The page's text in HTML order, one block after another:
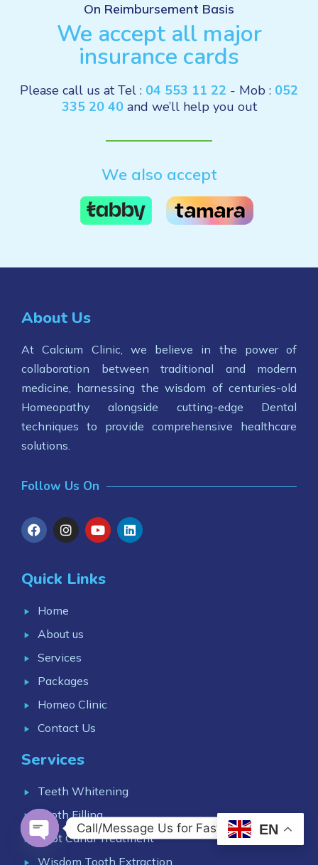
On Reimbursement Basis
We accept all major
insurance cards
Please call us at Tel : 04 553 11 22 - Mob : 052
335 20 40and we’ll help you out
We also accept
About Us
At Calcium Clinic, we believe in the power of
collaboration between traditional and modern
medicine, harnessing the wisdom of centuries-old
Homeopathy alongside cutting-edge Dental
techniques to provide comprehensive healthcare
solutions.
Follow Us On
Quick Links
Home
About us
Services
Packages
Homeo Clinic
Contact Us
Services
Teeth Whitening
Tooth Filling
Root Canal Treatment
Wisdom Tooth Extraction
EN
Call/Message Us for Fast Response
OPEN CHATY